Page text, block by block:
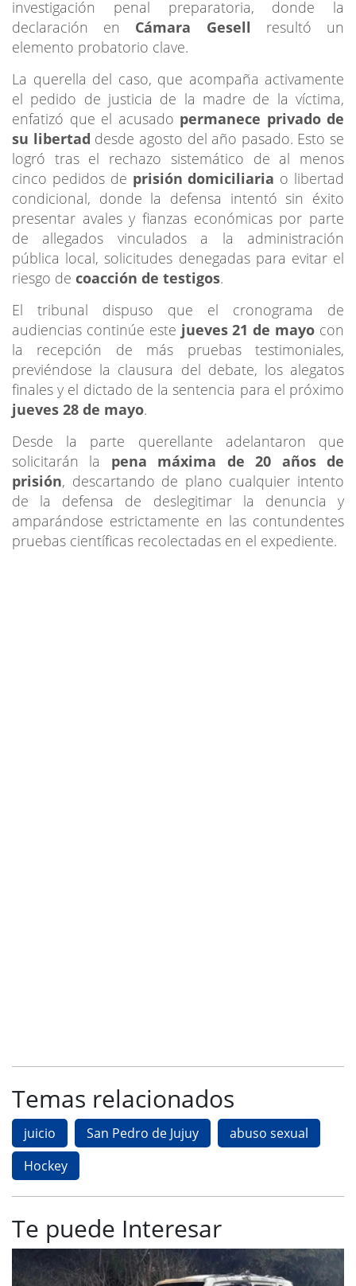
investigación penal preparatoria, donde la
declaración en Cámara Gesell resultó un
elemento probatorio clave.
La querella del caso, que acompaña activamente
el pedido de justicia de la madre de la víctima,
enfatizó que el acusado permanece privado de
su libertad desde agosto del año pasado. Esto se
logró tras el rechazo sistemático de al menos
cinco pedidos de prisión domiciliaria o libertad
condicional, donde la defensa intentó sin éxito
presentar avales y fianzas económicas por parte
de allegados vinculados a la administración
pública local, solicitudes denegadas para evitar el
riesgo de coacción de testigos.
El tribunal dispuso que el cronograma de
audiencias continúe este jueves 21 de mayo con
la recepción de más pruebas testimoniales,
previéndose la clausura del debate, los alegatos
finales y el dictado de la sentencia para el próximo
jueves 28 de mayo.
Desde la parte querellante adelantaron que
solicitarán la pena máxima de 20 años de
prisión, descartando de plano cualquier intento
de la defensa de deslegitimar la denuncia y
amparándose estrictamente en las contundentes
pruebas científicas recolectadas en el expediente.
Temas relacionados
juicio San Pedro de Jujuy
abuso sexual
Hockey
Te puede Interesar